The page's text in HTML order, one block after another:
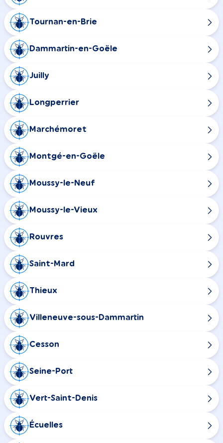
Tournan-en-Brie
Dammartin-en-Goële
Juilly
Longperrier
Marchémoret
Montgé-en-Goële
Moussy-le-Neuf
Moussy-le-Vieux
Rouvres
Saint-Mard
Thieux
Villeneuve-sous-Dammartin
Cesson
Seine-Port
Vert-Saint-Denis
Écuelles